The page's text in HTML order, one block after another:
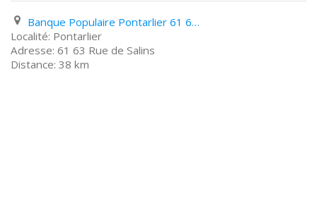
Banque Populaire Pontarlier 61 63 Rue de Salins
Pontarlier
61 63 Rue de Salins
38 km